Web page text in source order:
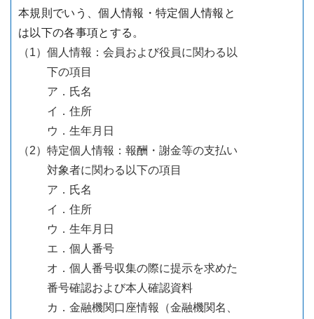
本規則でいう、個人情報・特定個人情報と
は以下の各事項とする。
（1） 個人情報：会員および役員に関わる以
下の項目
ア．氏名
イ．住所
ウ．生年月日
（2） 特定個人情報：報酬・謝金等の支払い
対象者に関わる以下の項目
ア．氏名
イ．住所
ウ．生年月日
エ．個人番号
オ．個人番号収集の際に提示を求めた
番号確認および本人確認資料
カ．金融機関口座情報（金融機関名、